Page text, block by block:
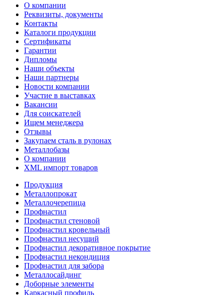
О компании
Реквизиты, документы
Контакты
Каталоги продукции
Сертификаты
Гарантии
Дипломы
Наши объекты
Наши партнеры
Новости компании
Участие в выставках
Вакансии
Для соискателей
Ищем менеджера
Отзывы
Закупаем сталь в рулонах
Металлобазы
О компании
XML импорт товаров
Продукция
Металлопрокат
Металлочерепица
Профнастил
Профнастил стеновой
Профнастил кровельный
Профнастил несущий
Профнастил декоративное покрытие
Профнастил некондиция
Профнастил для забора
Металлосайдинг
Доборные элементы
Каркасный профиль